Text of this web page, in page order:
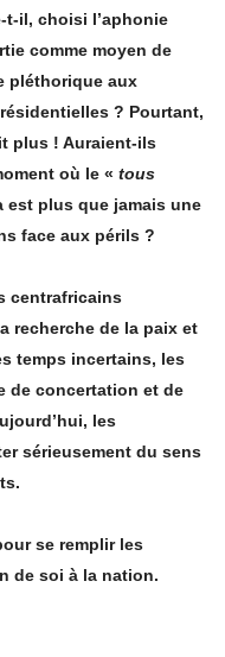
il, choisi l’aphonie
comme moyen de
pléthorique aux
? Pourtant,
plus ! Auraient-ils
où le « tous
est plus que jamais une
face aux périls ?
recherche de la paix et
temps incertains, les
de concertation et de
les
sérieusement du sens
se remplir les
de soi à la nation.